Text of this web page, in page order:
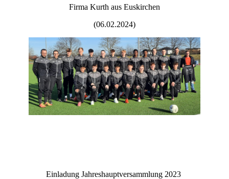
Firma Kurth aus Euskirchen
(06.02.2024)
Einladung Jahreshauptversammlung 2023